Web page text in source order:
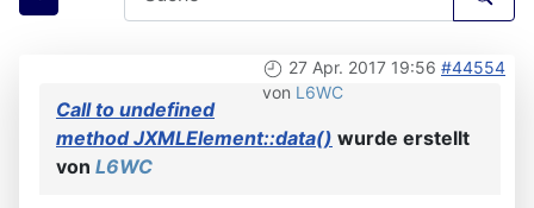
27 Apr. 2017 19:56 #44554
von L6WC
Call to undefined
method JXMLElement::data() wurde erstellt
von L6WC